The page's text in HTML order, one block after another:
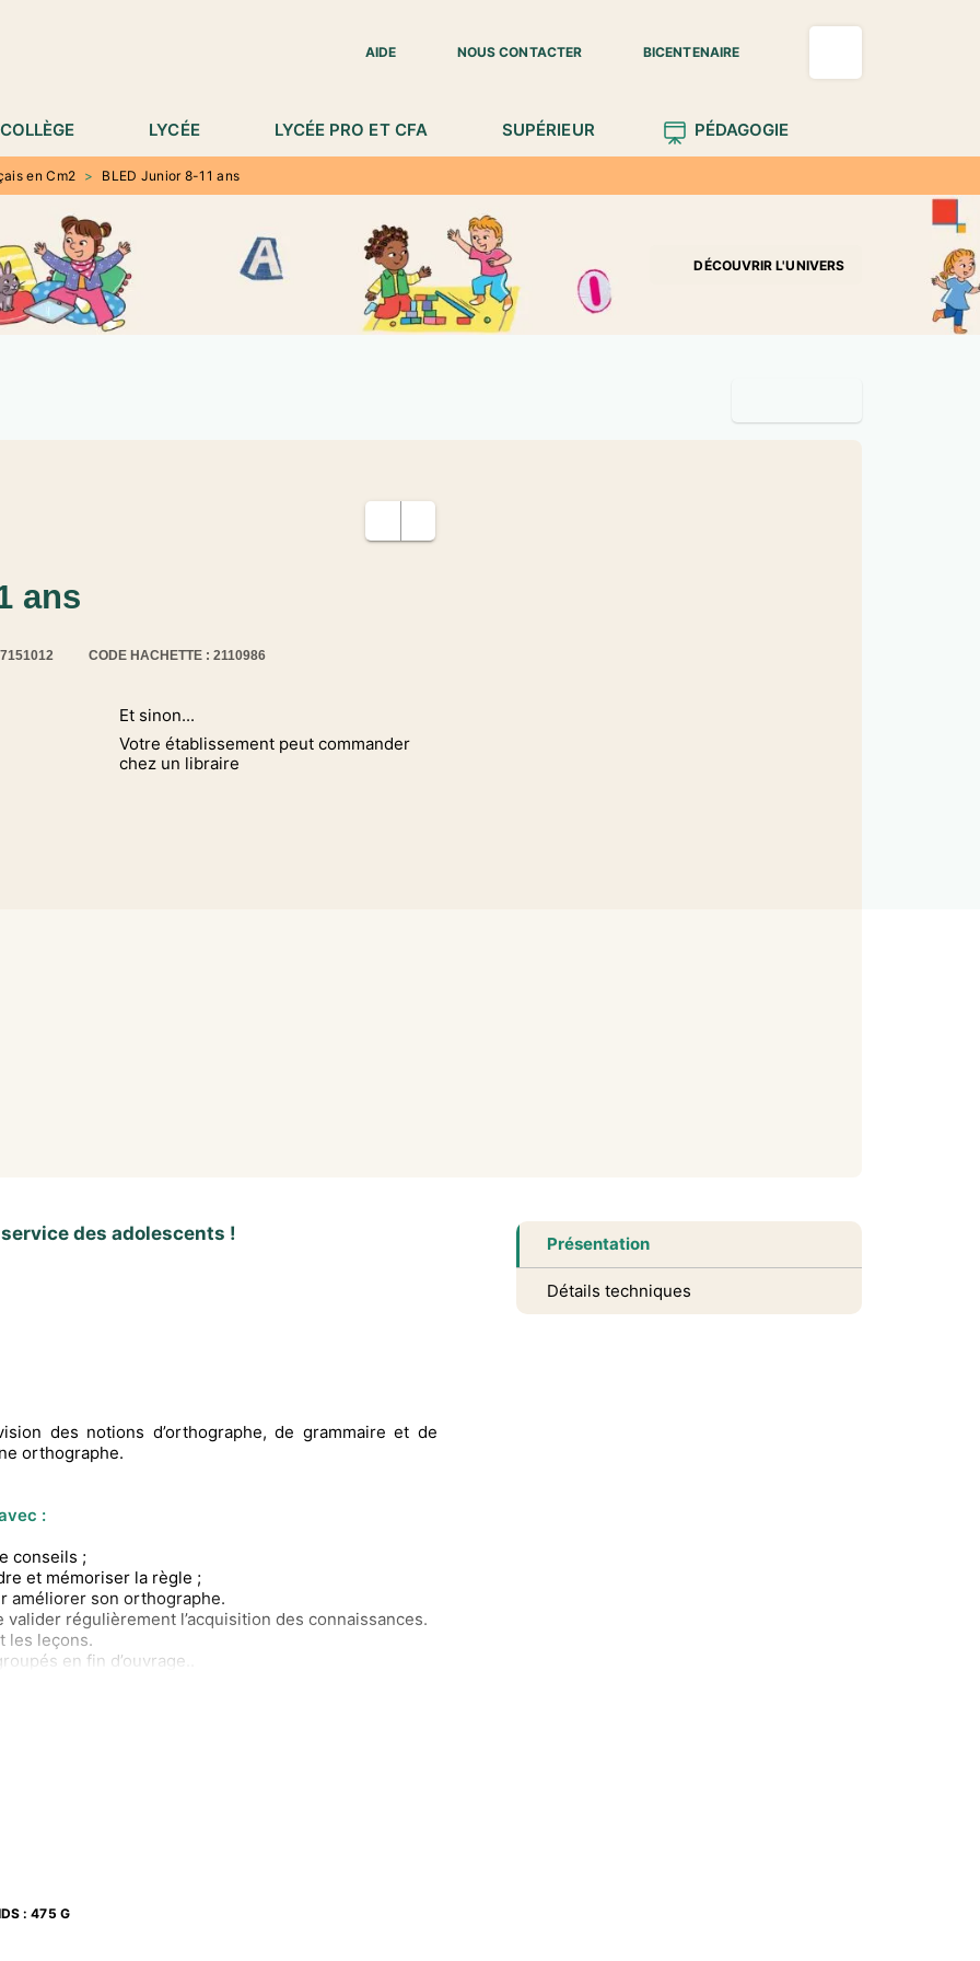
AIDE
NOUS CONTACTER BICENTENAIRE
COLLÈGE LYCÉE LYCÉE PRO ET CFA SUPÉRIEUR PÉDAGOGIE
en Cm2 > BLED Junior 8-11 ans
DÉCOUVRIR L'UNIVERS
ans
CODE HACHETTE : 2110986
Et sinon...
Votre établissement peut commander
chez un libraire
des adolescents !
des notions d’orthographe, de grammaire et de
orthographe.
:
conseils ;
et mémoriser la règle ;
améliorer son orthographe.
valider régulièrement l’acquisition des connaissances.
les leçons.
en fin d’ouvrage..
:475 G
Présentation
Détails techniques